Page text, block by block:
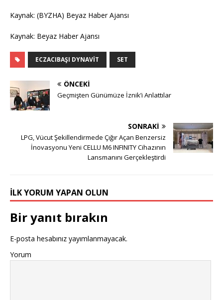
Kaynak: (BYZHA) Beyaz Haber Ajansı
Kaynak: Beyaz Haber Ajansı
ECZACIBAŞI DYNAVIT SET
ÖNCEKI
Geçmişten Günümüze İznik’i Anlattılar
SONRAKI
LPG, Vücut Şekillendirmede Çığır Açan Benzersiz
İnovasyonu Yeni CELLU M6 INFINITY Cihazının
Lansmanını Gerçekleştirdi
İLK YORUM YAPAN OLUN
Bir yanıt bırakın
E-posta hesabınız yayımlanmayacak.
Yorum